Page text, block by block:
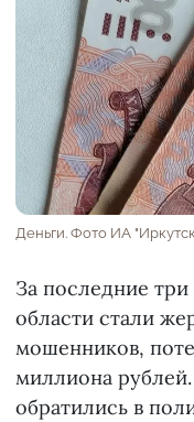
Деньги. Фото ИА
За последние
области стали
мошенников,
миллиона
обратились в